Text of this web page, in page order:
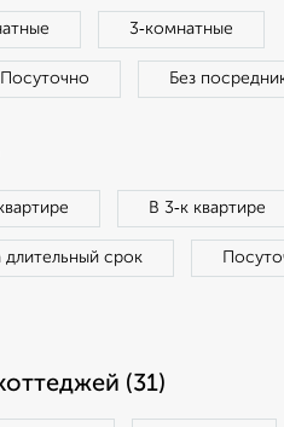
3‑комнатные
Посуточно Без
В 3‑к квартире
длительный срок
(31)